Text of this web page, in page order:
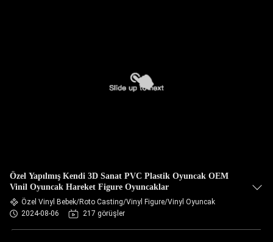
Özel Yapılmış Kendi 3D Sanat PVC Plastik Oyuncak OEM
Vinil Oyuncak Hareket Figure Oyuncaklar
Özel Vinyl Bebek/Roto Casting/Vinyl Figure/Vinyl Oyuncak
2024-08-06
217 görüşler